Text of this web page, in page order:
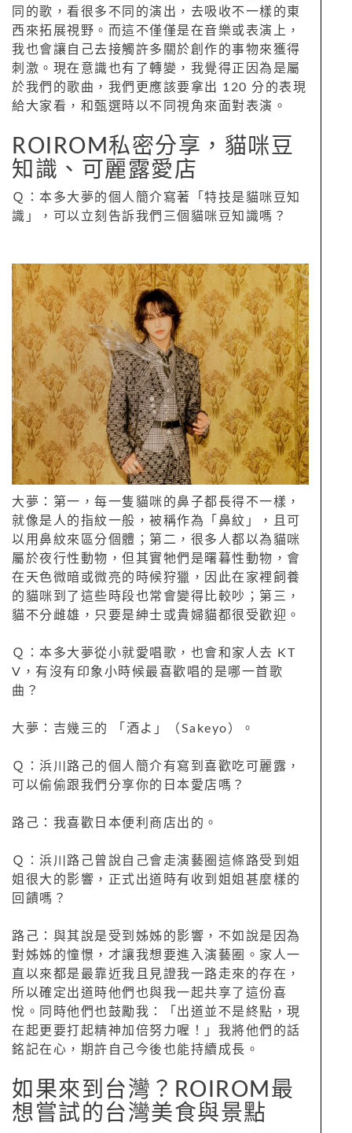
同的歌，看很多不同的演出，去吸收不一樣的東
西來拓展視野。而這不僅僅是在音樂或表演上，
我也會讓自己去接觸許多關於創作的事物來獲得
刺激。現在意識也有了轉變，我覺得正因為是屬
於我們的歌曲，我們更應該要拿出 120 分的表現
給大家看，和甄選時以不同視角來面對表演。
ROIROM私密分享，貓咪豆
知識、可麗露愛店
Ｑ：本多大夢的個人簡介寫著「特技是貓咪豆知
識」，可以立刻告訴我們三個貓咪豆知識嗎？
大夢：第一，每一隻貓咪的鼻子都長得不一樣，
就像是人的指紋一般，被稱作為「鼻紋」，且可
以用鼻紋來區分個體；第二，很多人都以為貓咪
屬於夜行性動物，但其實牠們是曙暮性動物，會
在天色微暗或微亮的時候狩獵，因此在家裡飼養
的貓咪到了這些時段也常會變得比較吵；第三，
貓不分雌雄，只要是紳士或貴婦貓都很受歡迎。
Ｑ：本多大夢從小就愛唱歌，也會和家人去 KT
V，有沒有印象小時候最喜歡唱的是哪一首歌
曲？
大夢：吉幾三的 「酒よ」（Sakeyo）。
Ｑ：浜川路己的個人簡介有寫到喜歡吃可麗露，
可以偷偷跟我們分享你的日本愛店嗎？
路己：我喜歡日本便利商店出的。
Ｑ：浜川路己曾說自己會走演藝圈這條路受到姐
姐很大的影響，正式出道時有收到姐姐甚麼樣的
回饋嗎？
路己：與其說是受到姊姊的影響，不如說是因為
對姊姊的憧憬，才讓我想要進入演藝圈。家人一
直以來都是最靠近我且見證我一路走來的存在，
所以確定出道時他們也與我一起共享了這份喜
悅。同時他們也鼓勵我：「出道並不是終點，現
在起更要打起精神加倍努力喔！」我將他們的話
銘記在心，期許自己今後也能持續成長。
如果來到台灣？ROIROM最
想嘗試的台灣美食與景點